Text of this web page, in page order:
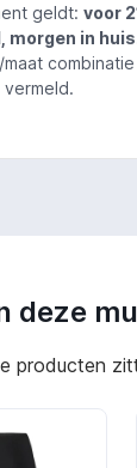
geldt: voor
morgen in huis
deze
producten